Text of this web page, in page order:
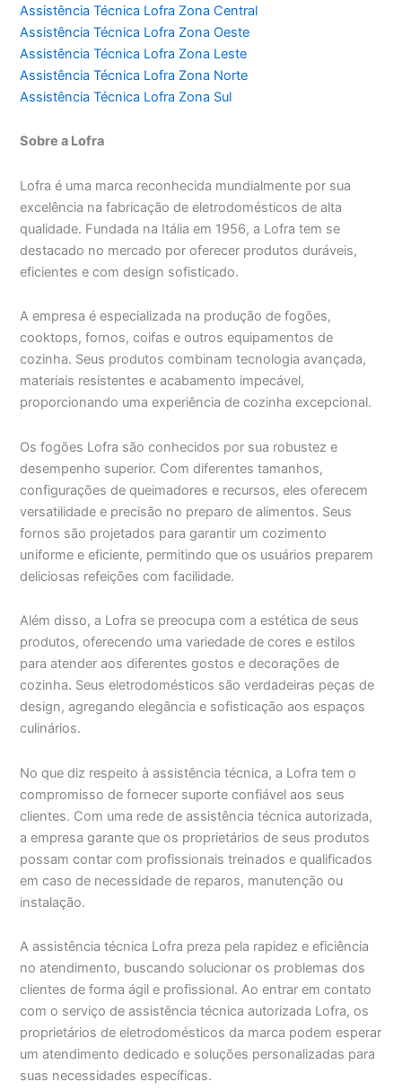
Assistência Técnica Lofra Zona Central
Assistência Técnica Lofra Zona Oeste
Assistência Técnica Lofra Zona Leste
Assistência Técnica Lofra Zona Norte
Assistência Técnica Lofra Zona Sul
Sobre a Lofra
Lofra é uma marca reconhecida mundialmente por sua
excelência na fabricação de eletrodomésticos de alta
qualidade. Fundada na Itália em 1956, a Lofra tem se
destacado no mercado por oferecer produtos duráveis,
eficientes e com design sofisticado.
A empresa é especializada na produção de fogões,
cooktops, fornos, coifas e outros equipamentos de
cozinha. Seus produtos combinam tecnologia avançada,
materiais resistentes e acabamento impecável,
proporcionando uma experiência de cozinha excepcional.
Os fogões Lofra são conhecidos por sua robustez e
desempenho superior. Com diferentes tamanhos,
configurações de queimadores e recursos, eles oferecem
versatilidade e precisão no preparo de alimentos. Seus
fornos são projetados para garantir um cozimento
uniforme e eficiente, permitindo que os usuários preparem
deliciosas refeições com facilidade.
Além disso, a Lofra se preocupa com a estética de seus
produtos, oferecendo uma variedade de cores e estilos
para atender aos diferentes gostos e decorações de
cozinha. Seus eletrodomésticos são verdadeiras peças de
design, agregando elegância e sofisticação aos espaços
culinários.
No que diz respeito à assistência técnica, a Lofra tem o
compromisso de fornecer suporte confiável aos seus
clientes. Com uma rede de assistência técnica autorizada,
a empresa garante que os proprietários de seus produtos
possam contar com profissionais treinados e qualificados
em caso de necessidade de reparos, manutenção ou
instalação.
A assistência técnica Lofra preza pela rapidez e eficiência
no atendimento, buscando solucionar os problemas dos
clientes de forma ágil e profissional. Ao entrar em contato
com o serviço de assistência técnica autorizada Lofra, os
proprietários de eletrodomésticos da marca podem esperar
um atendimento dedicado e soluções personalizadas para
suas necessidades específicas.